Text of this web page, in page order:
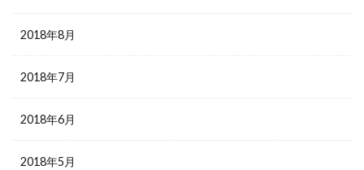
2018年8月
2018年7月
2018年6月
2018年5月